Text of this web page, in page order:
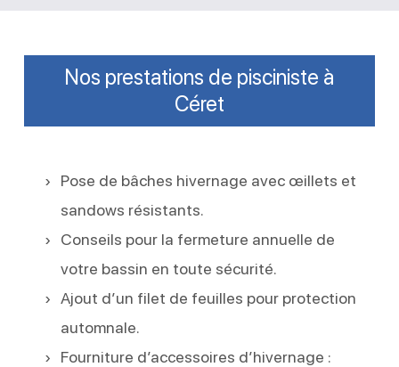
Nos prestations de pisciniste à
Céret
Pose de bâches hivernage avec œillets et
sandows résistants.
Conseils pour la fermeture annuelle de
votre bassin en toute sécurité.
Ajout d’un filet de feuilles pour protection
automnale.
Fourniture d’accessoires d’hivernage :